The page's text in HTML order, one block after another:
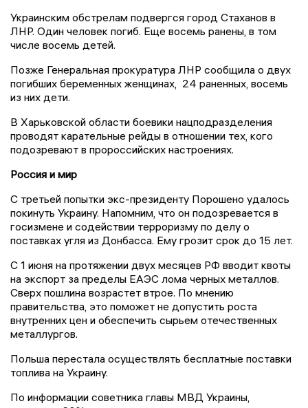
Украинским обстрелам подвергся город Стаханов в
ЛНР. Один человек погиб. Еще восемь ранены, в том
числе восемь детей.
Позже Генеральная прокуратура ЛНР сообщила о двух
погибших беременных женщинах, 24 раненных, восемь
из них дети.
В Харьковской области боевики нацподразделения
проводят карательные рейды в отношении тех, кого
подозревают в пророссийских настроениях.
Россия и мир
С третьей попытки экс-президенту Порошено удалось
покинуть Украину. Напомним, что он подозревается в
госизмене и содействии терроризму по делу о
поставках угля из Донбасса. Ему грозит срок до 15 лет.
С 1 июня на протяжении двух месяцев РФ вводит квоты
на экспорт за пределы ЕАЭС лома черных металлов.
Сверх пошлина возрастет втрое. По мнению
правительства, это поможет не допустить роста
внутренних цен и обеспечить сырьем отечественных
металлургов.
Польша перестала осуществлять бесплатные поставки
топлива на Украину.
По информации советника главы МВД Украины,